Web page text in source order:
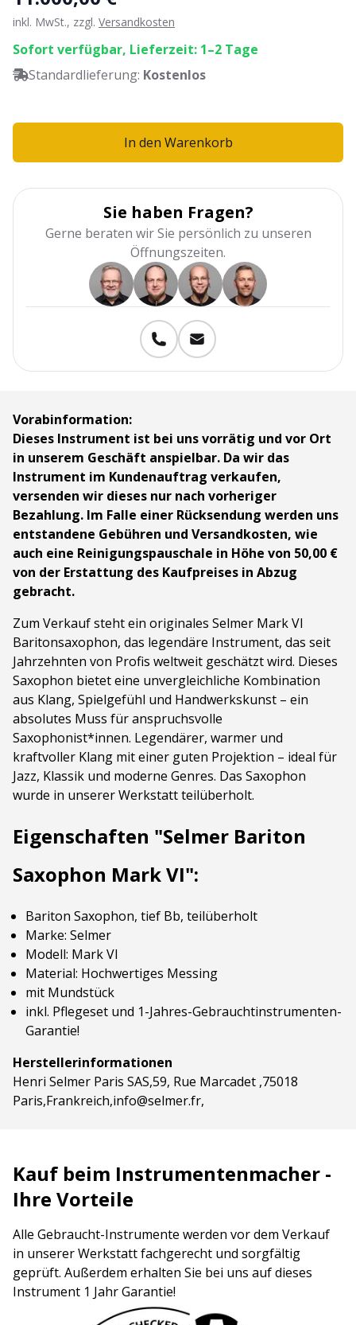
inkl. MwSt., zzgl. Versandkosten
Sofort verfügbar, Lieferzeit: 1–2 Tage
Standardlieferung: Kostenlos
In den Warenkorb
Sie haben Fragen?
Gerne beraten wir Sie persönlich zu unseren
Öffnungszeiten.
Vorabinformation:
Dieses Instrument ist bei uns vorrätig und vor Ort
in unserem Geschäft anspielbar. Da wir das
Instrument im Kundenauftrag verkaufen,
versenden wir dieses nur nach vorheriger
Bezahlung. Im Falle einer Rücksendung werden uns
entstandene Gebühren und Versandkosten, wie
auch eine Reinigungspauschale in Höhe von 50,00 €
von der Erstattung des Kaufpreises in Abzug
gebracht.
Zum Verkauf steht ein originales Selmer Mark VI
Baritonsaxophon, das legendäre Instrument, das seit
Jahrzehnten von Profis weltweit geschätzt wird. Dieses
Saxophon bietet eine unvergleichliche Kombination
aus Klang, Spielgefühl und Handwerkskunst – ein
absolutes Muss für anspruchsvolle
Saxophonist*innen. Legendärer, warmer und
kraftvoller Klang mit einer guten Projektion – ideal für
Jazz, Klassik und moderne Genres. Das Saxophon
wurde in unserer Werkstatt teilüberholt.
Eigenschaften "Selmer Bariton
Saxophon Mark VI":
Bariton Saxophon, tief Bb, teilüberholt
Marke: Selmer
Modell: Mark VI
Material: Hochwertiges Messing
mit Mundstück
inkl. Pflegeset und 1-Jahres-Gebrauchtinstrumenten-
Garantie!
Herstellerinformationen
Henri Selmer Paris SAS,59, Rue Marcadet ,75018
Paris,Frankreich,info@selmer.fr,
Kauf beim Instrumentenmacher -
Ihre Vorteile
Alle Gebraucht-Instrumente werden vor dem Verkauf
in unserer Werkstatt fachgerecht und sorgfältig
geprüft. Außerdem erhalten Sie bei uns auf dieses
Instrument 1 Jahr Garantie!